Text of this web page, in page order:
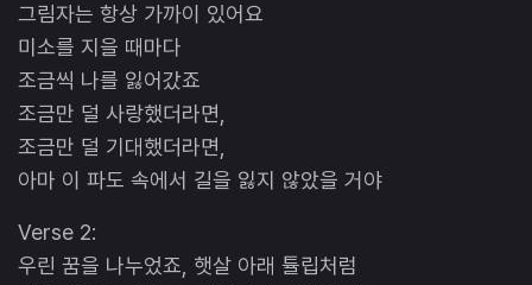
그림자는 항상 가까이 있어요
미소를 지을 때마다
조금씩 나를 잃어갔죠
조금만 덜 사랑했더라면,
조금만 덜 기대했더라면,
아마 이 파도 속에서 길을 잃지 않았을 거야
Verse 2:
우린 꿈을 나누었죠, 햇살 아래 튤립처럼